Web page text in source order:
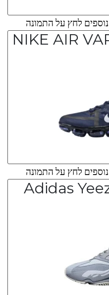
לחץ על התמונה
NIKE AIR
לחץ על התמונה
Adidas